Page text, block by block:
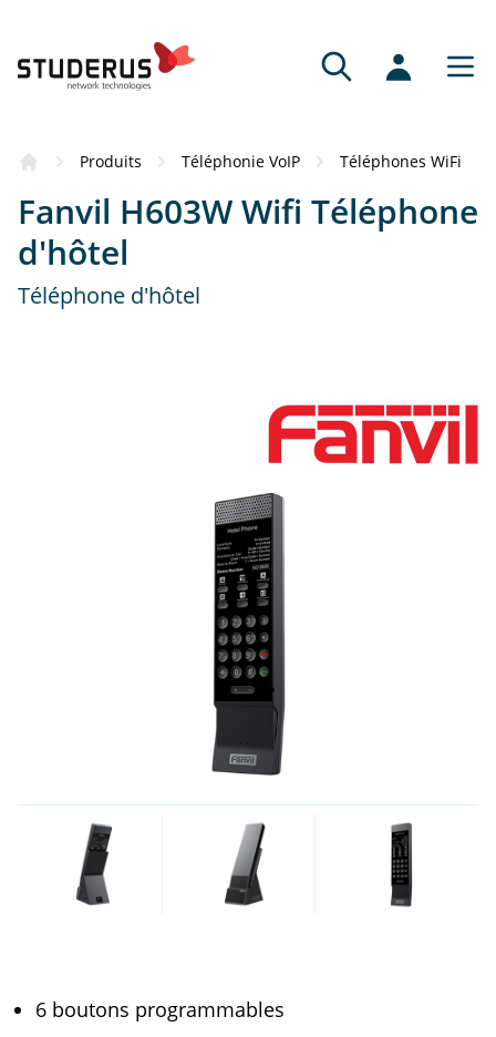
Produits Téléphonie VoIP Téléphones WiFi
Fanvil H603W Wifi Téléphone
d'hôtel
Téléphone d'hôtel
6 boutons programmables